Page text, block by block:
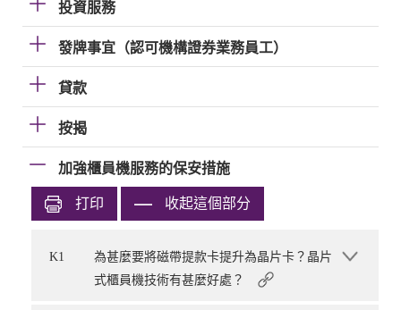
投資服務
發牌事宜（認可機構證券業務員工）
貸款
按揭
加強櫃員機服務的保安措施
打印 收起這個部分
K1
為甚麼要將磁帶提款卡提升為晶片卡？晶片
式櫃員機技術有甚麼好處？